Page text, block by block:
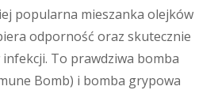
popularna mieszanka olejków
odporność oraz skutecznie
To prawdziwa bomba
Bomb) i bomba grypowa